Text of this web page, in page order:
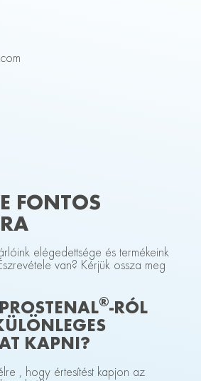
FONTOS
elégedettsége és termékeink
van? Kérjük ossza meg
®-RÓL
KAPNI?
, hogy értesítést kapjon az